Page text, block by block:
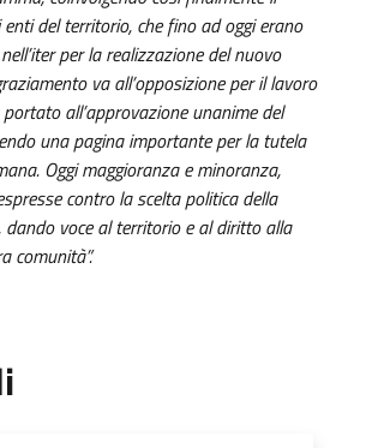
del territorio, che fino ad oggi erano
per la realizzazione del nuovo
va all’opposizione per il lavoro
all’approvazione unanime del
una pagina importante per la tutela
Oggi maggioranza e minoranza,
contro la scelta politica della
dando voce al territorio e al diritto alla
comunità”.